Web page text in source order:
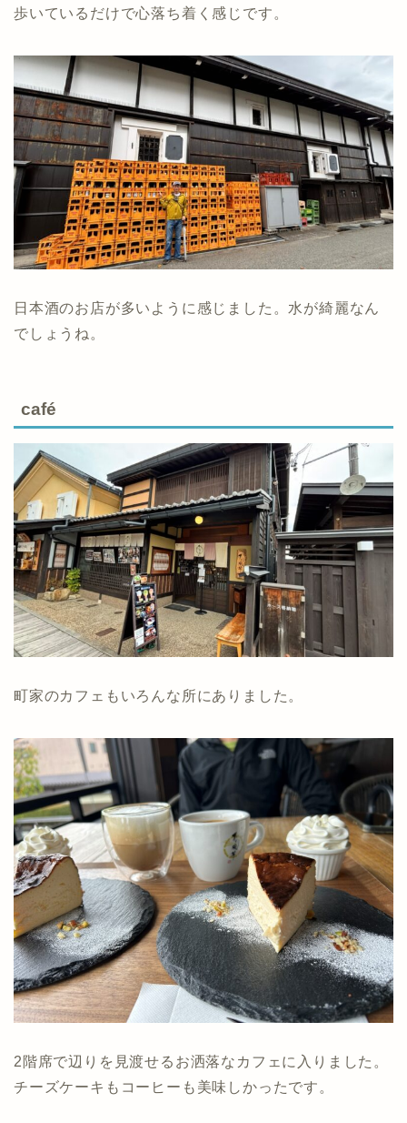
歩いているだけで心落ち着く感じです。
日本酒のお店が多いように感じました。水が綺麗なん
でしょうね。
café
町家のカフェもいろんな所にありました。
2階席で辺りを見渡せるお洒落なカフェに入りました。
チーズケーキもコーヒーも美味しかったです。